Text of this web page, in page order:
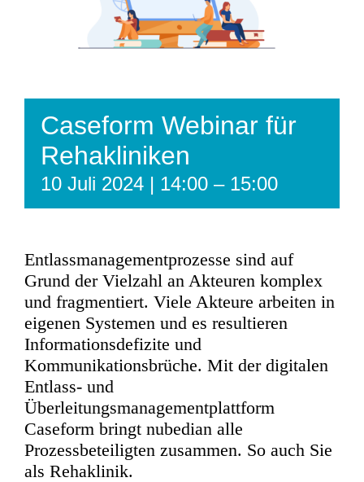
Caseform Webinar für
Rehakliniken
10 Juli 2024 | 14:00 – 15:00
Entlassmanagementprozesse sind auf
Grund der Vielzahl an Akteuren komplex
und fragmentiert. Viele Akteure arbeiten in
eigenen Systemen und es resultieren
Informationsdefizite und
Kommunikationsbrüche. Mit der digitalen
Entlass- und
Überleitungsmanagementplattform
Caseform bringt nubedian alle
Prozessbeteiligten zusammen. So auch Sie
als Rehaklinik.